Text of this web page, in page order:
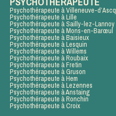
Psychothérapeute à Villeneuve-d’Ascq
Psychothérapeute à Lille
Psychothérapeute à Sailly-lez-Lannoy
Psychothérapeute à Mons-en-Barœul
Psychothérapeute à Baisieux
Psychothérapeute à Lesquin
Psychothérapeute à Willems
Psychothérapeute à Roubaix
Psychothérapeute à Fretin
Psychothérapeute à Gruson
Psychothérapeute à Hem
Psychothérapeute à Lezennes
Psychothérapeute à Anstaing
Psychothérapeute à Ronchin
Psychothérapeute à Croix